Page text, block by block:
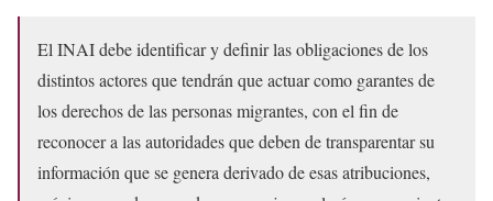
El INAI debe identificar y definir las obligaciones de los
distintos actores que tendrán que actuar como garantes de
los derechos de las personas migrantes, con el fin de
reconocer a las autoridades que deben de transparentar su
información que se genera derivado de esas atribuciones,